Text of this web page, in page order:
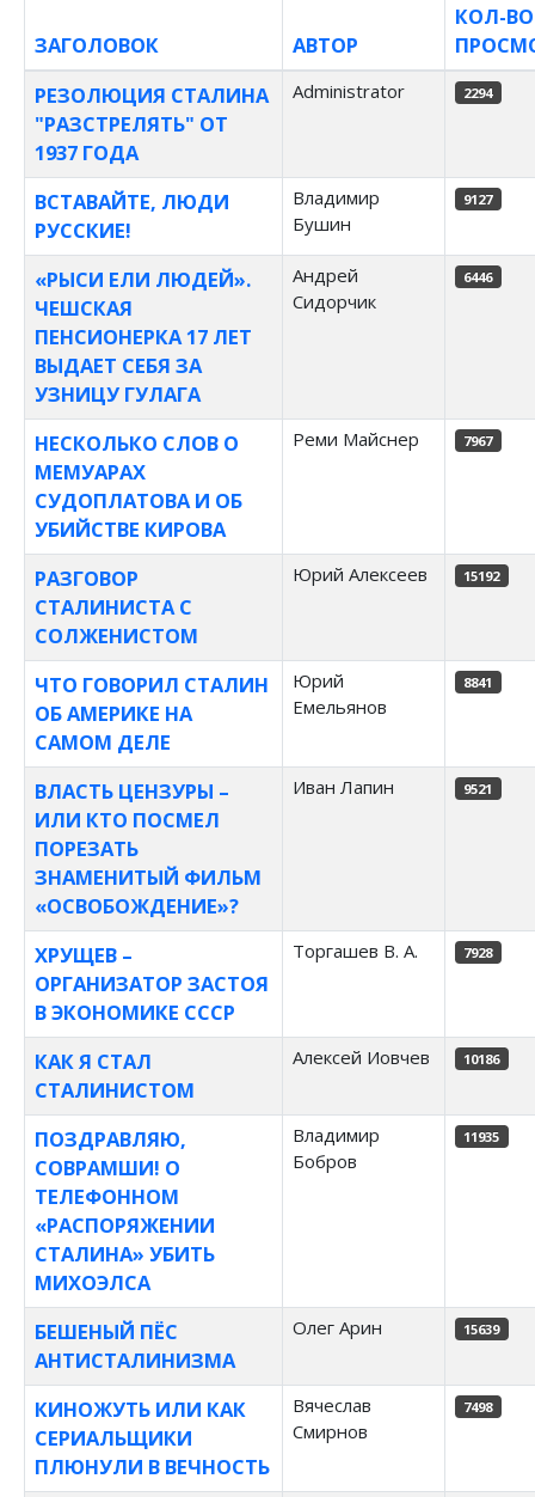
ЗАГОЛОВОК АВТОР
КОЛ-ВО
РЕЗОЛЮЦИЯ СТАЛИНА
"РАЗСТРЕЛЯТЬ" ОТ
1937 ГОДА
Administrator 2294
ВСТАВАЙТЕ, ЛЮДИ
РУССКИЕ!
Владимир
Бушин
9127
«РЫСИ ЕЛИ ЛЮДЕЙ».
ЧЕШСКАЯ
ПЕНСИОНЕРКА 17 ЛЕТ
ВЫДАЕТ СЕБЯ ЗА
УЗНИЦУ ГУЛАГА
Андрей
Сидорчик
6446
НЕСКОЛЬКО СЛОВ О
МЕМУАРАХ
СУДОПЛАТОВА И ОБ
УБИЙСТВЕ КИРОВА
Реми Майснер 7967
РАЗГОВОР
СТАЛИНИСТА С
СОЛЖЕНИСТОМ
Юрий Алексеев 15192
ЧТО ГОВОРИЛ СТАЛИН
ОБ АМЕРИКЕ НА
САМОМ ДЕЛЕ
Юрий
Емельянов
8841
ВЛАСТЬ ЦЕНЗУРЫ –
ИЛИ КТО ПОСМЕЛ
ПОРЕЗАТЬ
ЗНАМЕНИТЫЙ ФИЛЬМ
«ОСВОБОЖДЕНИЕ»?
Иван Лапин 9521
ХРУЩЕВ –
ОРГАНИЗАТОР ЗАСТОЯ
В ЭКОНОМИКЕ СССР
Торгашев В. А. 7928
КАК Я СТАЛ
СТАЛИНИСТОМ
Алексей Иовчев 10186
ПОЗДРАВЛЯЮ,
СОВРАМШИ! О
ТЕЛЕФОННОМ
«РАСПОРЯЖЕНИИ
СТАЛИНА» УБИТЬ
МИХОЭЛСА
Владимир
Бобров
11935
БЕШЕНЫЙ ПЁС
АНТИСТАЛИНИЗМА
Олег Арин 15639
КИНОЖУТЬ ИЛИ КАК
СЕРИАЛЬЩИКИ
ПЛЮНУЛИ В ВЕЧНОСТЬ
Вячеслав
Смирнов
7498